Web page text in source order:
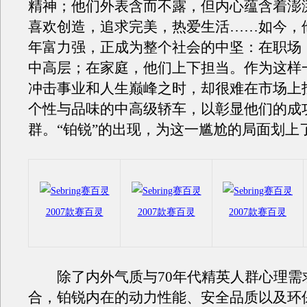
精神；他们外表含而不露，但内心蕴含着澎
喜欢创造，追求完美，热爱生活……如今，
年富力强，正成为整个社会的中坚：在职场
中高层；在家庭，他们上下担当。作为这样
冲击事业和人生巅峰之时，却很难在市场上
个性与品味的中高级轿车，以彰显他们的成
群。“铂锐”的出现，为这一尴尬的局面划上
2007款赛百灵 2007款赛百灵 2007款赛百灵
除了内外气质与70年代精英人群心理需
合，铂锐内在的动力性能、安全品质以及环